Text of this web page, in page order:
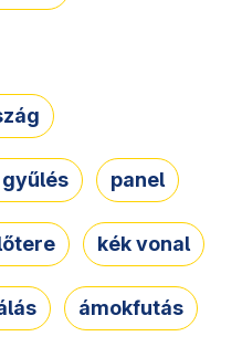
panel
kék vonal
ámokfutás